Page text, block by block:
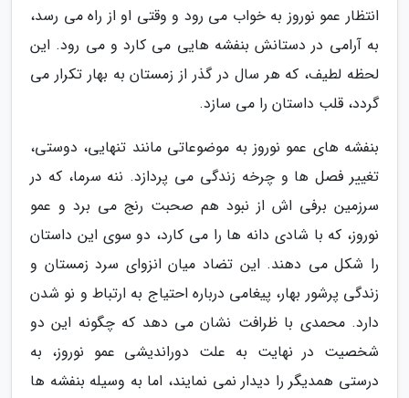
انتظار عمو نوروز به خواب می رود و وقتی او از راه می رسد،
به آرامی در دستانش بنفشه هایی می کارد و می رود. این
لحظه لطیف، که هر سال در گذر از زمستان به بهار تکرار می
گردد، قلب داستان را می سازد.
بنفشه های عمو نوروز به موضوعاتی مانند تنهایی، دوستی،
تغییر فصل ها و چرخه زندگی می پردازد. ننه سرما، که در
سرزمین برفی اش از نبود هم صحبت رنج می برد و عمو
نوروز، که با شادی دانه ها را می کارد، دو سوی این داستان
را شکل می دهند. این تضاد میان انزوای سرد زمستان و
زندگی پرشور بهار، پیغامی درباره احتیاج به ارتباط و نو شدن
دارد. محمدی با ظرافت نشان می دهد که چگونه این دو
شخصیت در نهایت به علت دوراندیشی عمو نوروز، به
درستی همدیگر را دیدار نمی نمایند، اما به وسیله بنفشه ها